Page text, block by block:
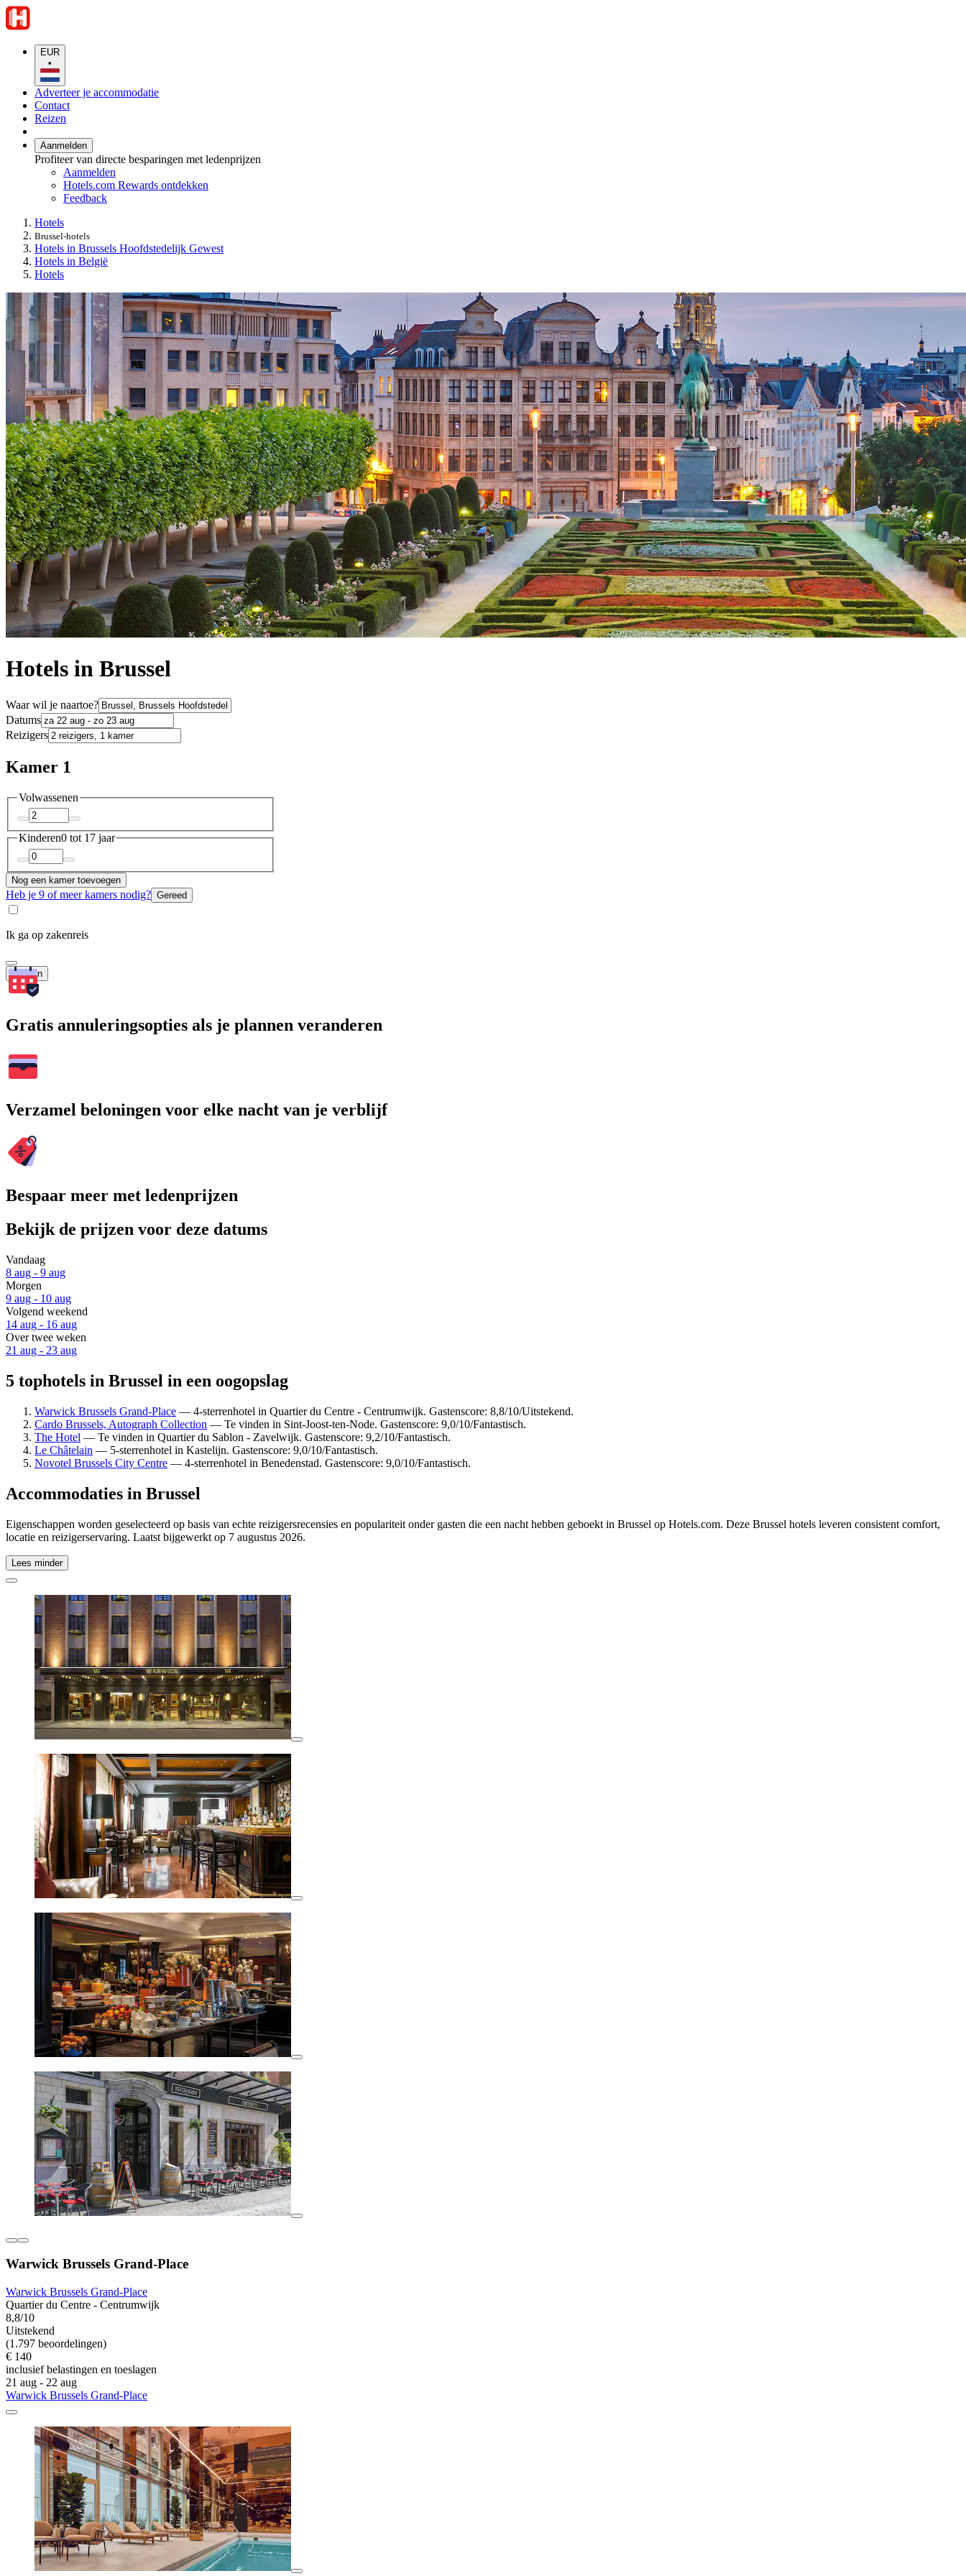
EUR
•
Adverteer je accommodatie
Contact
Reizen
Aanmelden
Profiteer van directe besparingen met ledenprijzen
Aanmelden
Hotels.com Rewards ontdekken
Feedback
Hotels
Brussel-hotels
Hotels in Brussels Hoofdstedelijk Gewest
Hotels in België
Hotels
Hotels in Brussel
Waar wil je naartoe?
Datums
Reizigers
Kamer 1
Volwassenen
Kinderen0 tot 17 jaar
Nog een kamer toevoegen
Heb je 9 of meer kamers nodig? Gereed
Ik ga op zakenreis
Zoeken
Gratis annuleringsopties als je plannen veranderen
Verzamel beloningen voor elke nacht van je verblijf
Bespaar meer met ledenprijzen
Bekijk de prijzen voor deze datums
Vandaag
8 aug - 9 aug
Morgen
9 aug - 10 aug
Volgend weekend
14 aug - 16 aug
Over twee weken
21 aug - 23 aug
5 tophotels in Brussel in een oogopslag
Warwick Brussels Grand-Place — 4-sterrenhotel in Quartier du Centre - Centrumwijk. Gastenscore: 8,8/10/Uitstekend.
Cardo Brussels, Autograph Collection — Te vinden in Sint-Joost-ten-Node. Gastenscore: 9,0/10/Fantastisch.
The Hotel — Te vinden in Quartier du Sablon - Zavelwijk. Gastenscore: 9,2/10/Fantastisch.
Le Châtelain — 5-sterrenhotel in Kastelijn. Gastenscore: 9,0/10/Fantastisch.
Novotel Brussels City Centre — 4-sterrenhotel in Benedenstad. Gastenscore: 9,0/10/Fantastisch.
Accommodaties in Brussel
Eigenschappen worden geselecteerd op basis van echte reizigersrecensies en populariteit onder gasten die een nacht hebben geboekt in Brussel op Hotels.com. Deze Brussel hotels leveren consistent comfort,
locatie en reizigerservaring. Laatst bijgewerkt op 7 augustus 2026.
Lees minder
Warwick Brussels Grand-Place
Warwick Brussels Grand-Place
Quartier du Centre - Centrumwijk
8,8/10
Uitstekend
(1.797 beoordelingen)
€ 140
inclusief belastingen en toeslagen
21 aug - 22 aug
Warwick Brussels Grand-Place